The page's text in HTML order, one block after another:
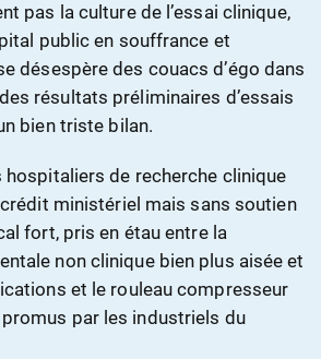
pas la culture de l’essai clinique,
public en souffrance et
désespère des couacs d’égo dans
résultats préliminaires d’essais
bien triste bilan.
de recherche clinique
ministériel mais sans soutien
fort, pris en étau entre la
non clinique bien plus aisée et
et le rouleau compresseur
par les industriels du